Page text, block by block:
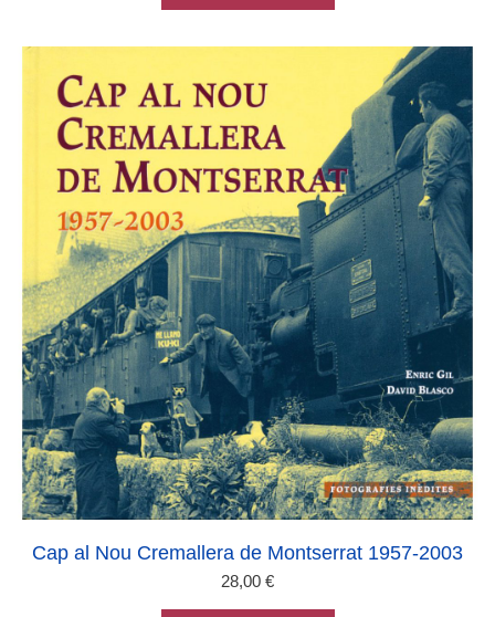
Cap al Nou Cremallera de Montserrat 1957-2003
28,00 €